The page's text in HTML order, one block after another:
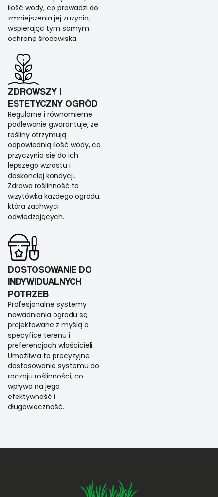
ilość wody, co prowadzi do
zmniejszenia jej zużycia,
wspierając tym samym
ochronę środowiska.
ZDROWSZY I
ESTETYCZNY OGRÓD
Regularne i równomierne
podlewanie gwarantuje, że
rośliny otrzymują
odpowiednią ilość wody, co
przyczynia się do ich
lepszego wzrostu i
doskonałej kondycji.
Zdrowa roślinność to
wizytówka każdego ogrodu,
która zachwyci
odwiedzających.
DOSTOSOWANIE DO
INDYWIDUALNYCH
POTRZEB
Profesjonalne systemy
nawadniania ogrodu są
projektowane z myślą o
specyfice terenu i
preferencjach właścicieli.
Umożliwia to precyzyjne
dostosowanie systemu do
rodzaju roślinności, co
wpływa na jego
efektywność i
długowieczność.